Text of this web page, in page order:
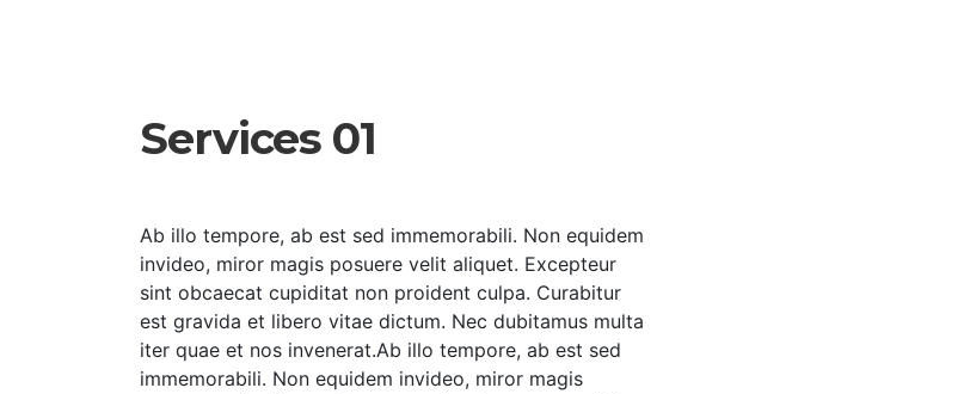
Services 01
Ab illo tempore, ab est sed immemorabili. Non equidem
invideo, miror magis posuere velit aliquet. Excepteur
sint obcaecat cupiditat non proident culpa. Curabitur
est gravida et libero vitae dictum. Nec dubitamus multa
iter quae et nos invenerat.Ab illo tempore, ab est sed
immemorabili. Non equidem invideo, miror magis